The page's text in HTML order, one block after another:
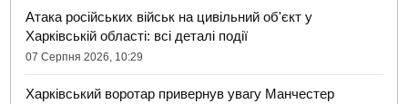
Атака російських військ на цивільний об'єкт у
Харківській області: всі деталі події
07 Серпня 2026, 10:29
Харківський воротар привернув увагу Манчестер